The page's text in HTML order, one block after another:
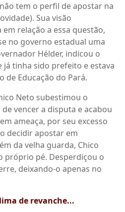
tem o perfil de apostar na
Sua visão
relação a essa questão,
no governo estadual uma
Hélder, indicou o
já tinha sido prefeito e estava
de Educação do Pará.
Neto subestimou o
vencer a disputa e acabou
ameaça, por seu excesso
decidir apostar em
da velha guarda, Chico
próprio pé. Desperdiçou o
deixando-o apenas no
de revanche...